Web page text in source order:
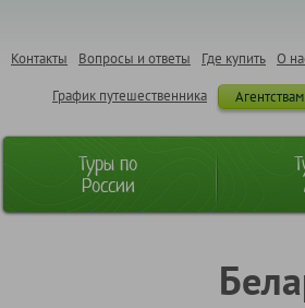
О
Где купить
Вопросы и ответы
Контакты
Агентствам
График путешественника
Туры по
России